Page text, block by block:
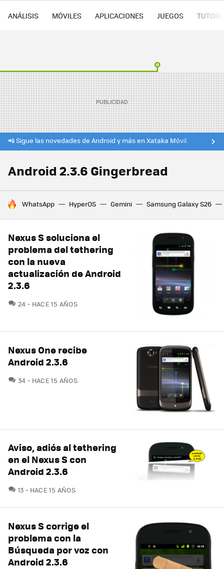
ANÁLISIS MÓVILES APLICACIONES JUEGOS
📲 Sigue las novedades de Android y más en Xataka Móvil
Android 2.3.6 Gingerbread
HOY SE HABLA DE
WhatsApp HyperOS Gemini Samsung Galaxy S26
Nexus S soluciona el
problema del tethering
con la nueva
actualización de Android
2.3.6
24 COMENTARIOS
HACE 15 AÑOS
Nexus One recibe
Android 2.3.6
34 COMENTARIOS
HACE 15 AÑOS
Aviso, adiós al tethering
en el Nexus S con
Android 2.3.6
13 COMENTARIOS
HACE 15 AÑOS
Nexus S corrige el
problema con la
Búsqueda por voz con
Android 2.3.6